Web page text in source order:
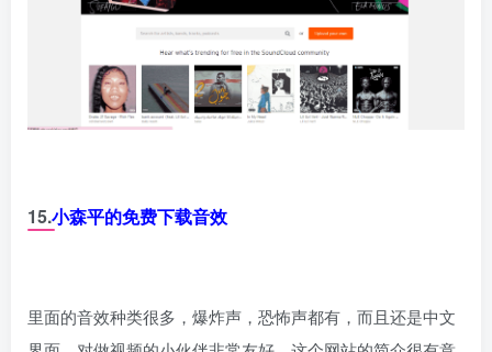
15.小森平的免费下载音效
里面的音效种类很多，爆炸声，恐怖声都有，而且还是中文